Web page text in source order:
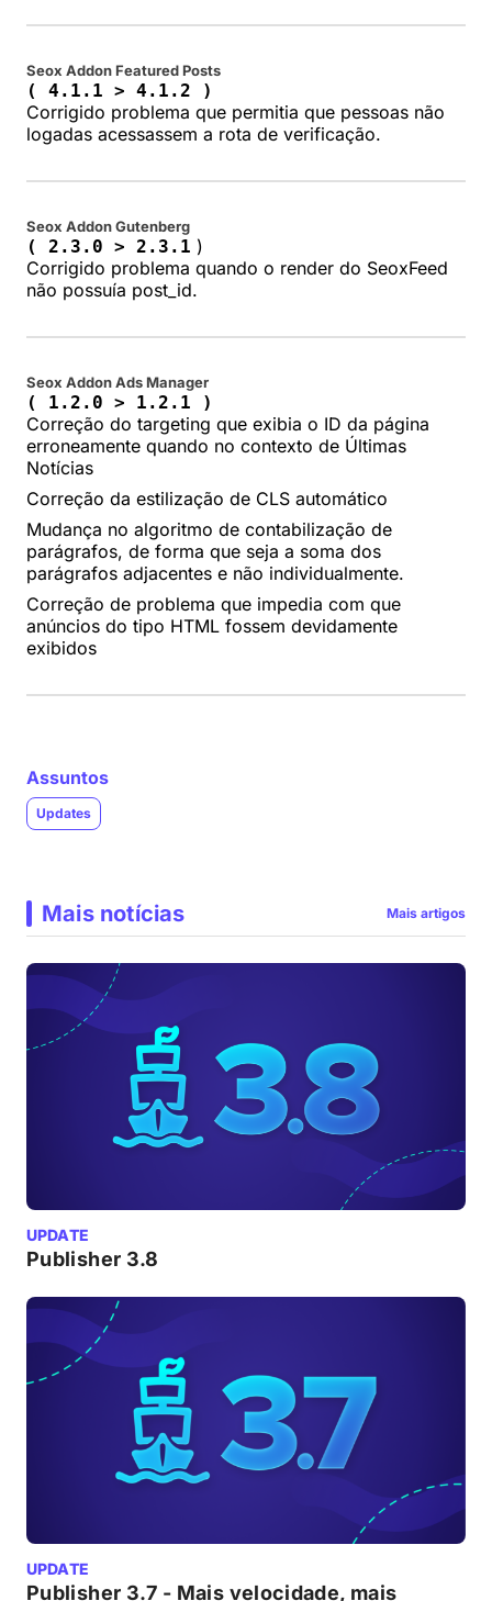
Seox Addon Featured Posts
( 4.1.1 > 4.1.2 )
Corrigido problema que permitia que pessoas não
logadas acessassem a rota de verificação.
Seox Addon Gutenberg
( 2.3.0 > 2.3.1 )
Corrigido problema quando o render do SeoxFeed
não possuía post_id.
Seox Addon Ads Manager
( 1.2.0 > 1.2.1 )
Correção do targeting que exibia o ID da página
erroneamente quando no contexto de Últimas
Notícias
Correção da estilização de CLS automático
Mudança no algoritmo de contabilização de
parágrafos, de forma que seja a soma dos
parágrafos adjacentes e não individualmente.
Correção de problema que impedia com que
anúncios do tipo HTML fossem devidamente
exibidos
Assuntos
Updates
Mais notícias Mais artigos
UPDATE
Publisher 3.8
UPDATE
Publisher 3.7 - Mais velocidade, mais